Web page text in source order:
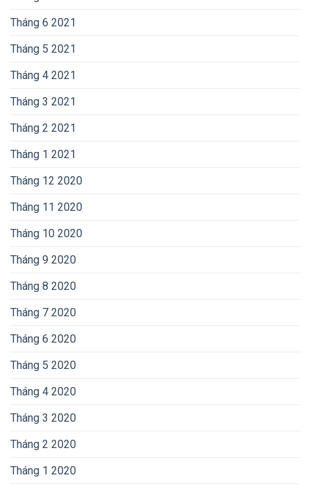
Tháng 6 2021
Tháng 5 2021
Tháng 4 2021
Tháng 3 2021
Tháng 2 2021
Tháng 1 2021
Tháng 12 2020
Tháng 11 2020
Tháng 10 2020
Tháng 9 2020
Tháng 8 2020
Tháng 7 2020
Tháng 6 2020
Tháng 5 2020
Tháng 4 2020
Tháng 3 2020
Tháng 2 2020
Tháng 1 2020